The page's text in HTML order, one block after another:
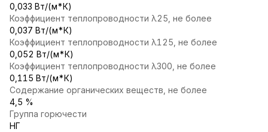
0,033 Вт/(м*К)
Коэффициент теплопроводности λ25, не более
0,037 Вт/(м*К)
Коэффициент теплопроводности λ125, не более
0,052 Вт/(м*К)
Коэффициент теплопроводности λ300, не более
0,115 Вт/(м*К)
Содержание органических веществ, не более
4,5 %
Группа горючести
НГ